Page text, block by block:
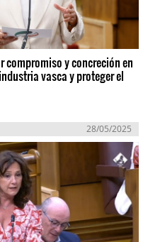
compromiso y concreción en
vasca y proteger el
28/05/2025